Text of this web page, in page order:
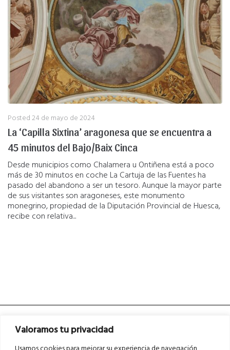
Valoramos tu privacidad
Posted24 de mayo de 2024
La ‘Capilla Sixtina’ aragonesa que se encuentra a
45 minutos del Bajo/Baix Cinca
Desde municipios como Chalamera u Ontiñena está a poco
más de 30 minutos en coche La Cartuja de las Fuentes ha
pasado del abandono a ser un tesoro. Aunque la mayor parte
de sus visitantes son aragoneses, este monumento
monegrino, propiedad de la Diputación Provincial de Huesca,
recibe con relativa...